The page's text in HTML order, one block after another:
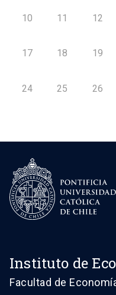
10 11 12
17 18 19
24 25 26
Instituto de
Facultad de